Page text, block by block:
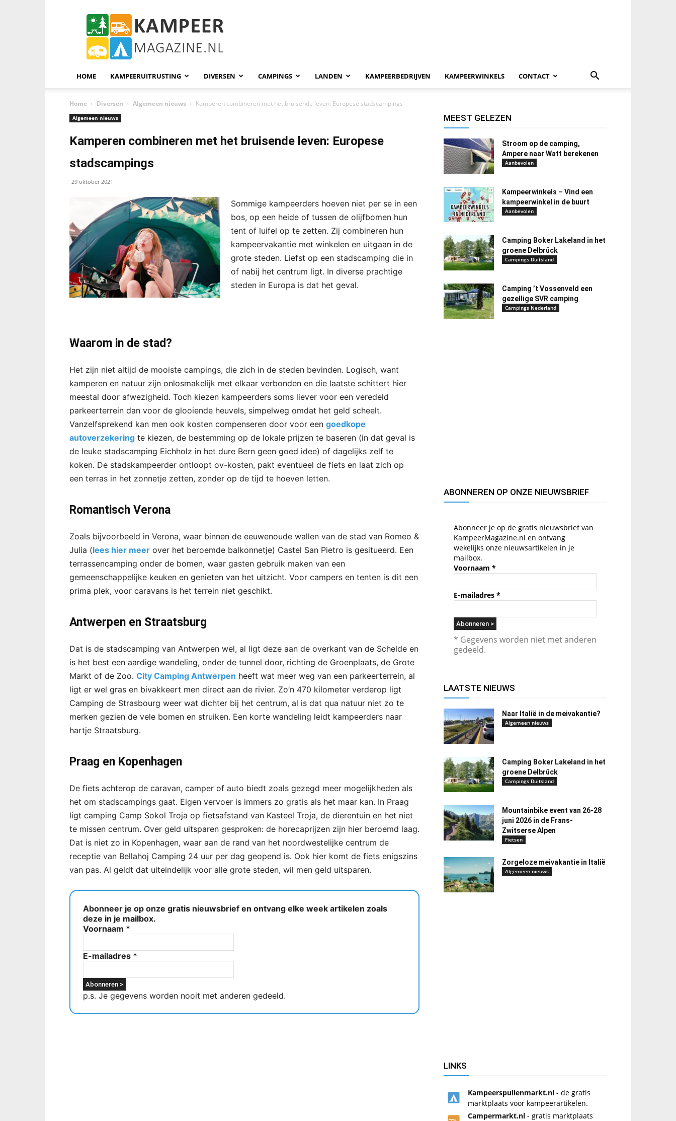
KampeerMagazine
HOME KAMPEERUITRUSTING DIVERSEN CAMPINGS LANDEN KAMPEERBEDRIJVEN KAMPEERWINKELS CONTACT
Home Diversen Algemeen nieuws Kamperen combineren met het bruisende leven: Europese stadscampings
Algemeen nieuws
Kamperen combineren met het bruisende leven: Europese
stadscampings
29 oktober 2021
Sommige kampeerders hoeven niet per se in een
bos, op een heide of tussen de olijfbomen hun
tent of luifel op te zetten. Zij combineren hun
kampeervakantie met winkelen en uitgaan in de
grote steden. Liefst op een stadscamping die in
of nabij het centrum ligt. In diverse prachtige
steden in Europa is dat het geval.
Waarom in de stad?
Het zijn niet altijd de mooiste campings, die zich in de steden bevinden. Logisch, want
kamperen en natuur zijn onlosmakelijk met elkaar verbonden en die laatste schittert hier
meestal door afwezigheid. Toch kiezen kampeerders soms liever voor een veredeld
parkeerterrein dan voor de glooiende heuvels, simpelweg omdat het geld scheelt.
Vanzelfsprekend kan men ook kosten compenseren door voor een goedkope
autoverzekering te kiezen, de bestemming op de lokale prijzen te baseren (in dat geval is
de leuke stadscamping Eichholz in het dure Bern geen goed idee) of dagelijks zelf te
koken. De stadskampeerder ontloopt ov-kosten, pakt eventueel de fiets en laat zich op
een terras in het zonnetje zetten, zonder op de tijd te hoeven letten.
Romantisch Verona
Zoals bijvoorbeeld in Verona, waar binnen de eeuwenoude wallen van de stad van Romeo &
Julia (lees hier meer over het beroemde balkonnetje) Castel San Pietro is gesitueerd. Een
terrassencamping onder de bomen, waar gasten gebruik maken van een
gemeenschappelijke keuken en genieten van het uitzicht. Voor campers en tenten is dit een
prima plek, voor caravans is het terrein niet geschikt.
Antwerpen en Straatsburg
Dat is de stadscamping van Antwerpen wel, al ligt deze aan de overkant van de Schelde en
is het best een aardige wandeling, onder de tunnel door, richting de Groenplaats, de Grote
Markt of de Zoo. City Camping Antwerpen heeft wat meer weg van een parkeerterrein, al
ligt er wel gras en bivakkeert men direct aan de rivier. Zo’n 470 kilometer verderop ligt
Camping de Strasbourg weer wat dichter bij het centrum, al is dat qua natuur niet zo te
merken gezien de vele bomen en struiken. Een korte wandeling leidt kampeerders naar
hartje Straatsburg.
Praag en Kopenhagen
De fiets achterop de caravan, camper of auto biedt zoals gezegd meer mogelijkheden als
het om stadscampings gaat. Eigen vervoer is immers zo gratis als het maar kan. In Praag
ligt camping Camp Sokol Troja op fietsafstand van Kasteel Troja, de dierentuin en het niet
te missen centrum. Over geld uitsparen gesproken: de horecaprijzen zijn hier beroemd laag.
Dat is niet zo in Kopenhagen, waar aan de rand van het noordwestelijke centrum de
receptie van Bellahoj Camping 24 uur per dag geopend is. Ook hier komt de fiets enigszins
van pas. Al geldt dat uiteindelijk voor alle grote steden, wil men geld uitsparen.
Abonneer je op onze gratis nieuwsbrief en ontvang elke week artikelen zoals
deze in je mailbox.
Voornaam *
E-mailadres *
p.s. Je gegevens worden nooit met anderen gedeeld.
MEEST GELEZEN
Stroom op de camping,
Ampere naar Watt berekenen
Aanbevolen
Kampeerwinkels – Vind een
kampeerwinkel in de buurt
Aanbevolen
Camping Boker Lakeland in het
groene Delbrück
Campings Duitsland
Camping ’t Vossenveld een
gezellige SVR camping
Campings Nederland
ABONNEREN OP ONZE NIEUWSBRIEF
Abonneer je op de gratis nieuwsbrief van
KampeerMagazine.nl en ontvang
wekelijks onze nieuwsartikelen in je
mailbox.
Voornaam *
E-mailadres *
* Gegevens worden niet met anderen
gedeeld.
LAATSTE NIEUWS
Naar Italië in de meivakantie?
Algemeen nieuws
Camping Boker Lakeland in het
groene Delbrück
Campings Duitsland
Mountainbike event van 26-28
juni 2026 in de Frans-
Zwitserse Alpen
Fietsen
Zorgeloze meivakantie in Italië
Algemeen nieuws
LINKS
Kampeerspullenmarkt.nl - de gratis
marktplaats voor kampeerartikelen.
Campermarkt.nl - gratis marktplaats